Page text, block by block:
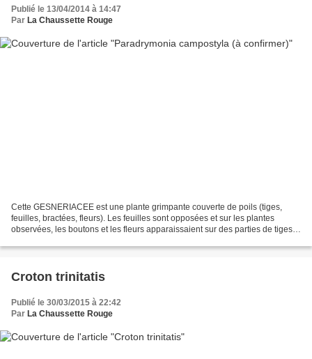
Publié le 13/04/2014 à 14:47
Par La Chaussette Rouge
Cette GESNERIACEE est une plante grimpante couverte de poils (tiges,
feuilles, bractées, fleurs). Les feuilles sont opposées et sur les plantes
observées, les boutons et les fleurs apparaissaient sur des parties de tiges
Croton trinitatis
Publié le 30/03/2015 à 22:42
Par La Chaussette Rouge